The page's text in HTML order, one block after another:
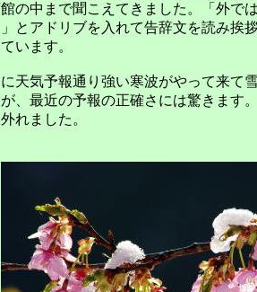
の中まで聞こえてきました。「外で
とアドリブを入れて告辞文を読み挨
います。
天気予報通り強い寒波がやって来て
、最近の予報の正確さには驚きます
れました。